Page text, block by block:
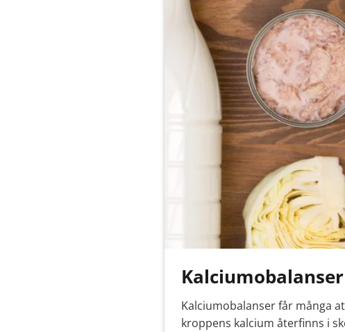
Kalciumobalanser får många
kroppens kalcium återfinns i